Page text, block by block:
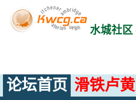
水城社区
论坛首页 滑铁卢